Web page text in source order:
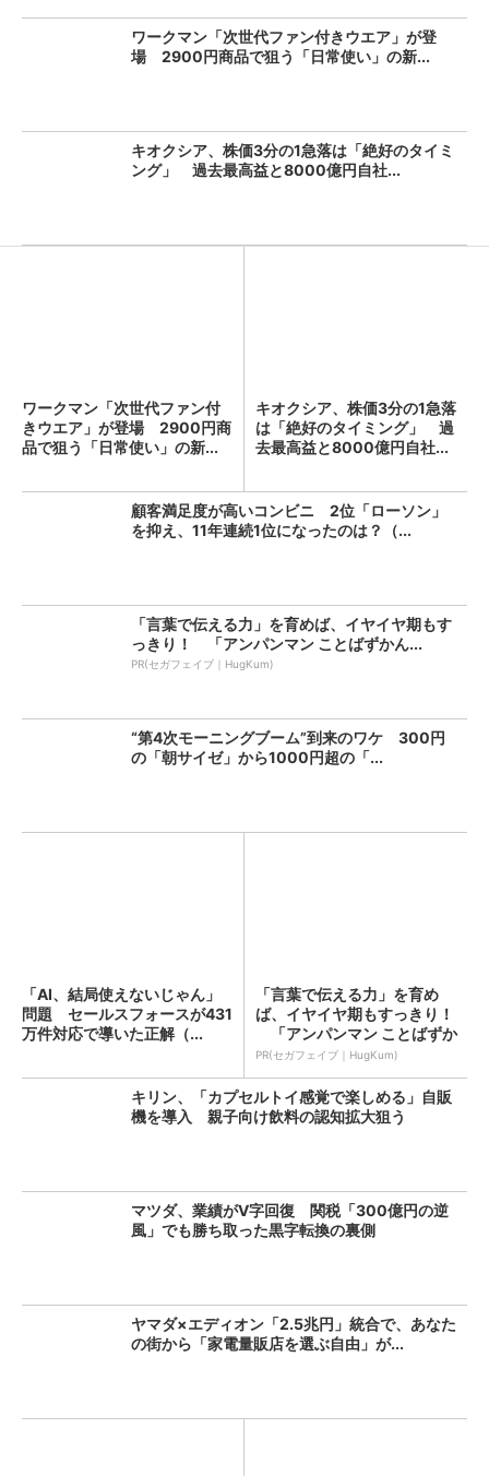
ワークマン「次世代ファン付きウエア」が登
場 2900円商品で狙う「日常使い」の新...
キオクシア、株価3分の1急落は「絶好のタイミ
ング」 過去最高益と8000億円自社...
ワークマン「次世代ファン付
きウエア」が登場 2900円商
品で狙う「日常使い」の新...
キオクシア、株価3分の1急落
は「絶好のタイミング」 過
去最高益と8000億円自社...
顧客満足度が高いコンビニ 2位「ローソン」
を抑え、11年連続1位になったのは？（...
「言葉で伝える力」を育めば、イヤイヤ期もす
っきり！ 「アンパンマン ことばずかん...
PR(セガフェイブ｜HugKum)
“第4次モーニングブーム”到来のワケ 300円
の「朝サイゼ」から1000円超の「...
「AI、結局使えないじゃん」
問題 セールスフォースが431
万件対応で導いた正解（...
「言葉で伝える力」を育め
ば、イヤイヤ期もすっきり！
「アンパンマン ことばずか
ん...
PR(セガフェイブ｜HugKum)
キリン、「カプセルトイ感覚で楽しめる」自販
機を導入 親子向け飲料の認知拡大狙う
マツダ、業績がV字回復 関税「300億円の逆
風」でも勝ち取った黒字転換の裏側
ヤマダ×エディオン「2.5兆円」統合で、あなた
の街から「家電量販店を選ぶ自由」が...